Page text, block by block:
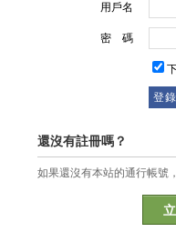
用戶名
密 碼
還沒有註冊嗎？
如果還沒有本站的通行帳號